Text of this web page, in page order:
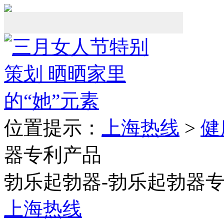
位置提示： 上海热线 >
器专利产品
勃乐起勃器-勃乐起勃器
上海热线